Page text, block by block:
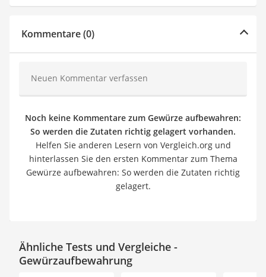
Kommentare (0)
Neuen Kommentar verfassen
Noch keine Kommentare zum Gewürze aufbewahren:
So werden die Zutaten richtig gelagert vorhanden.
Helfen Sie anderen Lesern von Vergleich.org und
hinterlassen Sie den ersten Kommentar zum Thema
Gewürze aufbewahren: So werden die Zutaten richtig
gelagert.
Ähnliche Tests und Vergleiche -
Gewürzaufbewahrung